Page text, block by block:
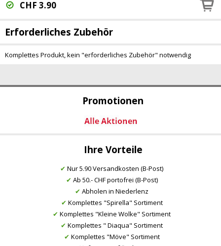
Promotionen
Ihre Vorteile
✔ Nur 5.90 Versandkosten (B-Post)
✔ Ab 50.- CHF portofrei (B-Post)
✔ Abholen in Niederlenz
✔ Komplettes "Spirella" Sortiment
✔ Komplettes "Kleine Wolke" Sortiment
✔ Komplettes " Diaqua" Sortiment
✔ Komplettes "Möve" Sortiment
CHF 3.90
Erforderliches Zubehör
Komplettes Produkt, kein "erforderliches Zubehör" notwendig